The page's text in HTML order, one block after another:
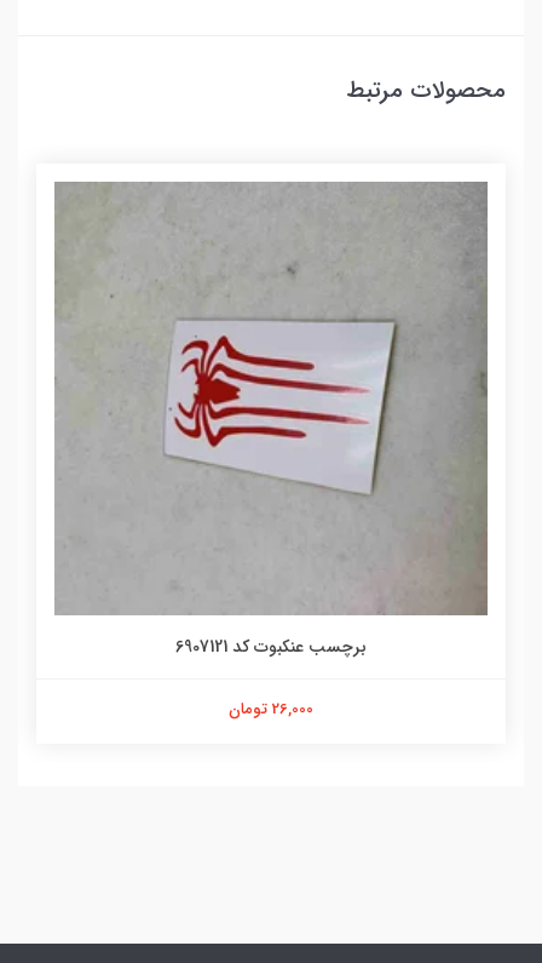
محصولات مرتبط
برچسب عنکبوت کد 6907121
26,000 تومان